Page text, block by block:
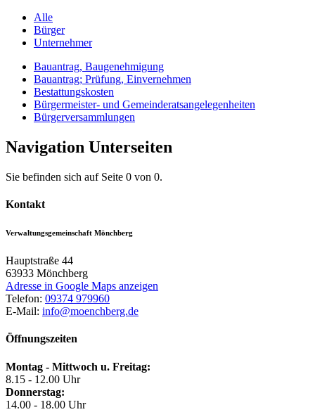
Alle
Bürger
Unternehmer
Bauantrag, Baugenehmigung
Bauantrag; Prüfung, Einvernehmen
Bestattungskosten
Bürgermeister- und Gemeinderatsangelegenheiten
Bürgerversammlungen
Navigation Unterseiten
Sie befinden sich auf Seite 0 von 0.
Kontakt
Verwaltungsgemeinschaft Mönchberg
Hauptstraße 44
63933 Mönchberg
Adresse in Google Maps anzeigen
Telefon: 09374 979960
E-Mail: info@moenchberg.de
Öffnungszeiten
Montag - Mittwoch u. Freitag:
8.15 - 12.00 Uhr
Donnerstag:
14.00 - 18.00 Uhr